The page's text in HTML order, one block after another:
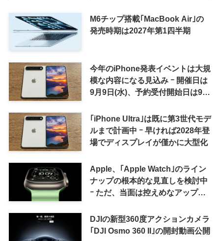
M6チップ搭載｢MacBook Air｣の
発売時期は2027年第1四半期
今年のiPhone発表イベントは大規
模な内容になる見込み ｰ 開催日は
9月9日(水)、予約受付開始日は9月
｢iPhone Ultra｣は既に第3世代モデ
ルまで計画中 ｰ 早ければ2028年登
場でディスプレイが僅かに大型化
Apple、｢Apple Watch｣のライン
ナップの根本的な見直しを検討中
ｰ ただ、当面は控えめなアップグ
DJIの新型360度アクションカメラ
｢DJI Osmo 360 II｣の開封動画公開